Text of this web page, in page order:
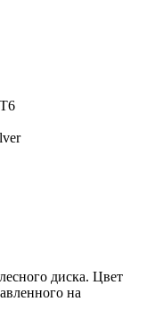
диска. Цвет
на